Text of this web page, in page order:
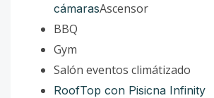
cámarasAscensor
BBQ
Gym
Salón eventos climátizado
RoofTop con Pisicna Infinity